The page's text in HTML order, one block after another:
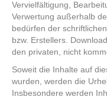
Vervielfältigung,
Verwertung außerhalb
bedürfen der
bzw. Erstellers.
den privaten, nicht
Soweit die Inhalte auf
wurden, werden die
Insbesondere werden